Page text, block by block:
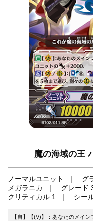
魔の海域の王
ノーマルユニット グ
メガラニカ
グレード
クリティカル 1
シー
【自】【(V)】：あなたのメイ